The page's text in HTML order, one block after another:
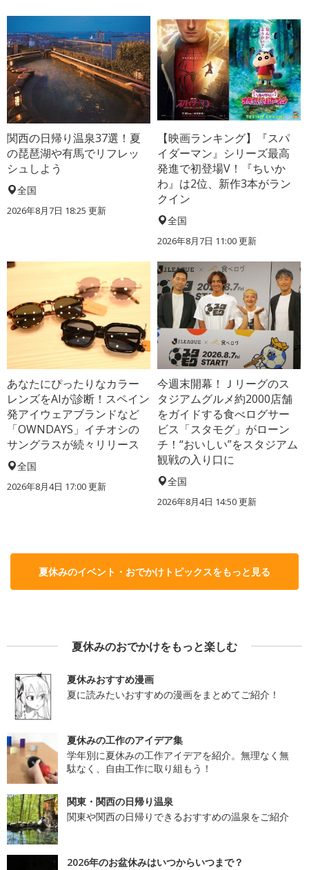
関西の日帰り温泉37選！夏
の琵琶湖や有馬でリフレッ
シュしよう
全国
2026年8月7日 18:25 更新
【映画ランキング】『スパ
イダーマン』シリーズ最高
発進で初登場V！『ちいか
わ』は2位、新作3本がラン
クイン
全国
2026年8月7日 11:00更新
あなたにぴったりなカラー
レンズをAIが診断！スペイン
発アイウェアブランドなど
「OWNDAYS」イチオシの
サングラスが続々リリース
全国
2026年8月4日 17:00更新
今週末開幕！Ｊリーグのス
タジアムグルメ約2000店舗
をガイドする食べログサー
ビス「スタモグ」がローン
チ！“おいしい”をスタジアム
観戦の入り口に
全国
2026年8月4日 14:50更新
夏休みのイベント・おでかけトピックスをもっと見る
夏休みのおでかけをもっと楽しむ
夏休みおすすめ漫画
夏に読みたいおすすめの漫画をまとめてご紹介！
夏休みの工作のアイデア集
学年別に夏休みの工作アイデアを紹介。無理なく無
駄なく、自由工作に取り組もう！
関東・関西の日帰り温泉
関東や関西の日帰りできるおすすめの温泉をご紹介
2026年のお盆休みはいつからいつまで？